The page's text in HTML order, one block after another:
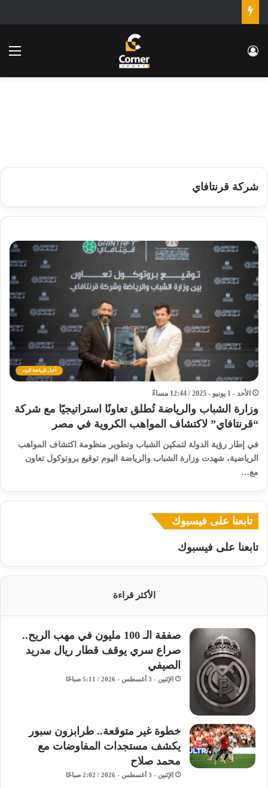
تسجيل الدخول
شركة قرنتافاي
أخبار الرياضة اليوم
الأحد - 1 يونيو - 2025 / 12:44 مساءً
وزارة الشباب والرياضة تُطلق تعاونًا استراتيجيًا مع شركة
“قرنتافاي” لاكتشاف المواهب الكروية في مصر
في إطار رؤية الدولة لتمكين الشباب وتطوير منظومة اكتشاف المواهب
الرياضية، شهدت وزارة الشباب والرياضة اليوم توقيع بروتوكول تعاون
مع…
تابعنا على فيسبوك
تابعنا على فيسبوك
الأكثر قراءة
صفقة الـ 100 مليون في مهب الريح..
صراع سري يوقف قطار ريال مدريد
الصيفي
الإثنين - 3 أغسطس - 2026 / 5:11 صباحًا
خطوة غير متوقعة.. طرابزون سبور
يكشف مستجدات المفاوضات مع
محمد صلاح
الإثنين - 3 أغسطس - 2026 / 2:02 صباحًا